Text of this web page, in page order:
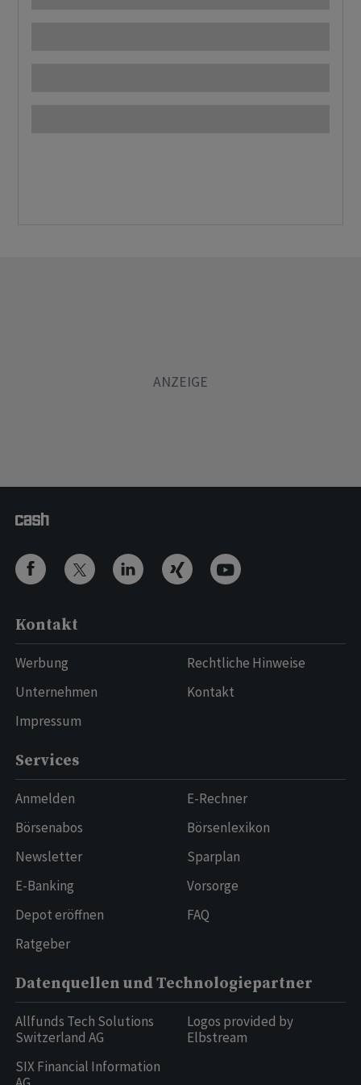
Kontakt
Werbung
Unternehmen
Impressum
Rechtliche Hinweise
Kontakt
Services
Anmelden
Börsenabos
Newsletter
E-Banking
Depot eröffnen
Ratgeber
E-Rechner
Börsenlexikon
Sparplan
Vorsorge
FAQ
Datenquellen und Technologiepartner
Allfunds Tech Solutions
Switzerland AG
SIX Financial Information
Logos provided by
Elbstream